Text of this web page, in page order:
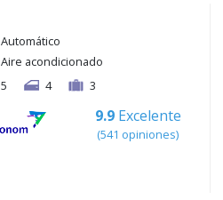
Automático
Aire acondicionado
5
4 3
9.9 Excelente
(541 opiniones)